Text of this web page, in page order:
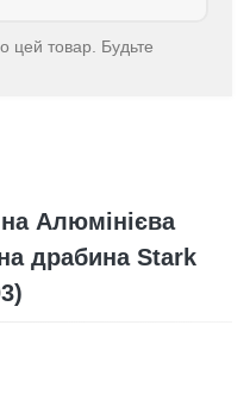
цей товар. Будьте
Алюмінієва
драбина Stark